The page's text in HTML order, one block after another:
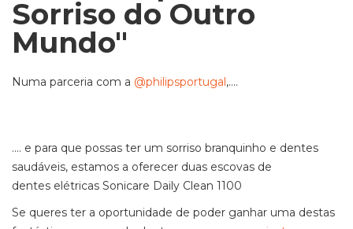
Sorriso do Outro
Mundo"
Numa parceria com a @philipsportugal,....
.... e para que possas ter um sorriso branquinho e dentes
saudáveis, estamos a oferecer duas escovas de
dentes elétricas Sonicare Daily Clean 1100
Se queres ter a oportunidade de poder ganhar uma destas